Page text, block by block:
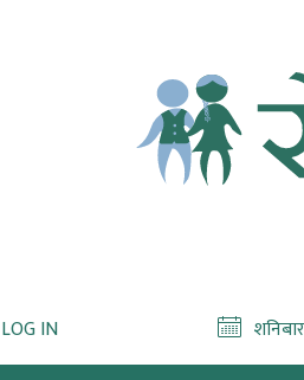
LOG IN